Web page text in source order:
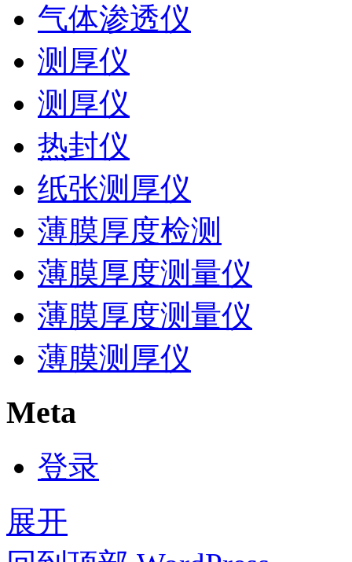
气体渗透仪
测厚仪
测厚仪
热封仪
纸张测厚仪
薄膜厚度检测
薄膜厚度测量仪
薄膜厚度测量仪
薄膜测厚仪
Meta
登录
展开